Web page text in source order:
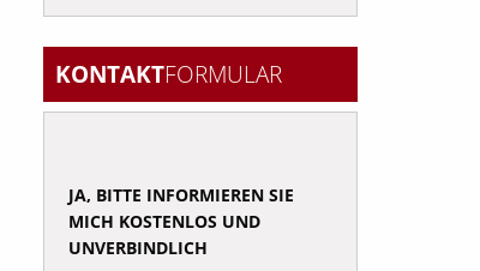
KONTAKTFORMULAR
JA, BITTE INFORMIEREN SIE
MICH KOSTENLOS UND
UNVERBINDLICH